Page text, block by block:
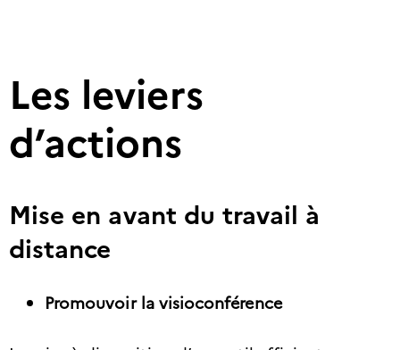
Les leviers
d’actions
Mise en avant du travail à
distance
Promouvoir la visioconférence